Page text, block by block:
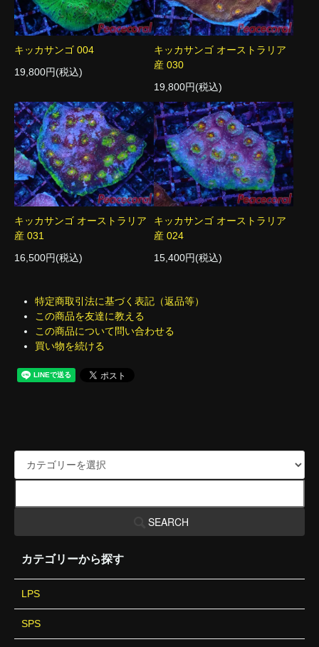
キッカサンゴ 004
19,800円(税込)
キッカサンゴ オーストラリア
産 030
19,800円(税込)
キッカサンゴ オーストラリア
産 031
16,500円(税込)
キッカサンゴ オーストラリア
産 024
15,400円(税込)
特定商取引法に基づく表記（返品等）
この商品を友達に教える
この商品について問い合わせる
買い物を続ける
SEARCH
カテゴリーから探す
LPS
SPS